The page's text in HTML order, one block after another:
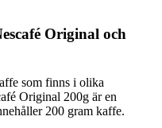
Original och
som finns i olika
Original 200g är en
200 gram kaffe.